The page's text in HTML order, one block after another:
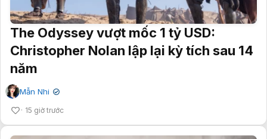
The Odyssey vượt mốc 1 tỷ USD:
Christopher Nolan lập lại kỳ tích sau 14
năm
Mẫn Nhi ✔
15 giờ trước